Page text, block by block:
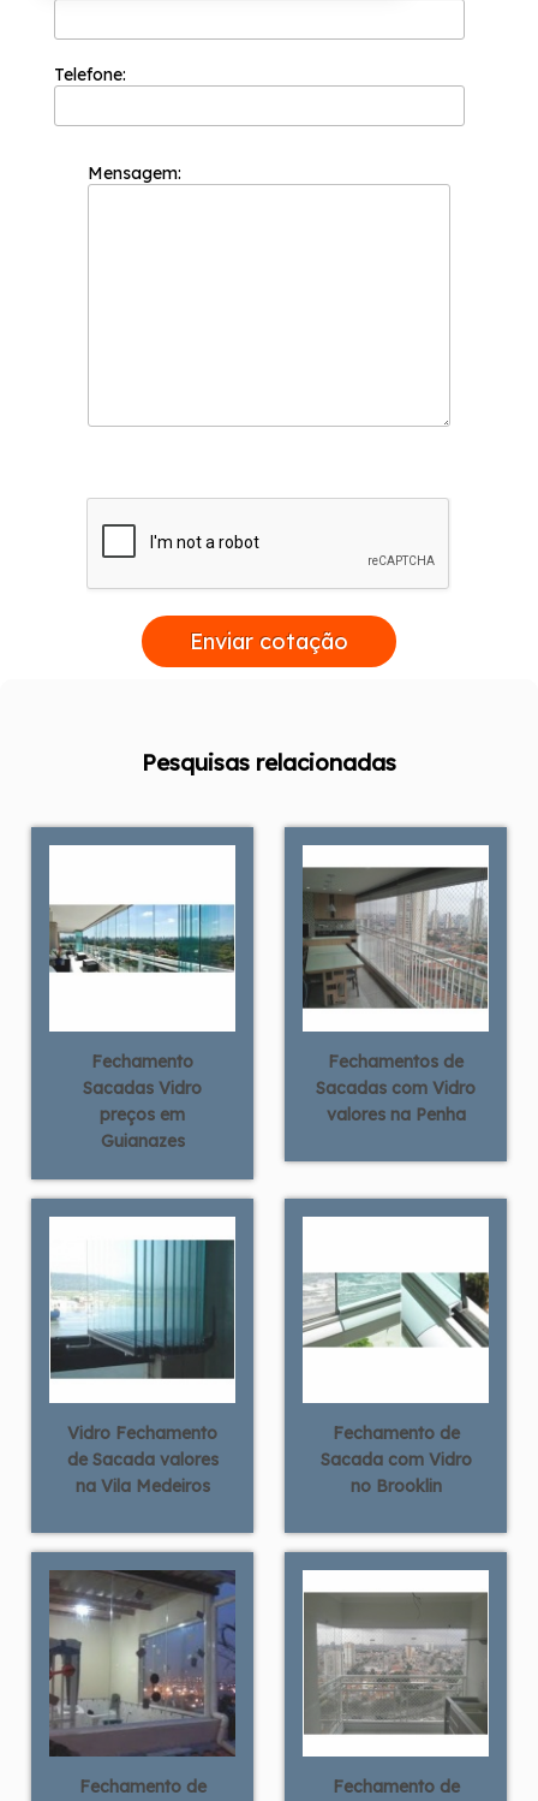
Telefone:
Mensagem:
Enviar cotação
Pesquisas relacionadas
Fechamento
Sacadas Vidro
preços em
Guianazes
Fechamentos de
Sacadas com Vidro
valores na Penha
Vidro Fechamento
de Sacada valores
na Vila Medeiros
Fechamento de
Sacada com Vidro
no Brooklin
Fechamento de
Fechamento de